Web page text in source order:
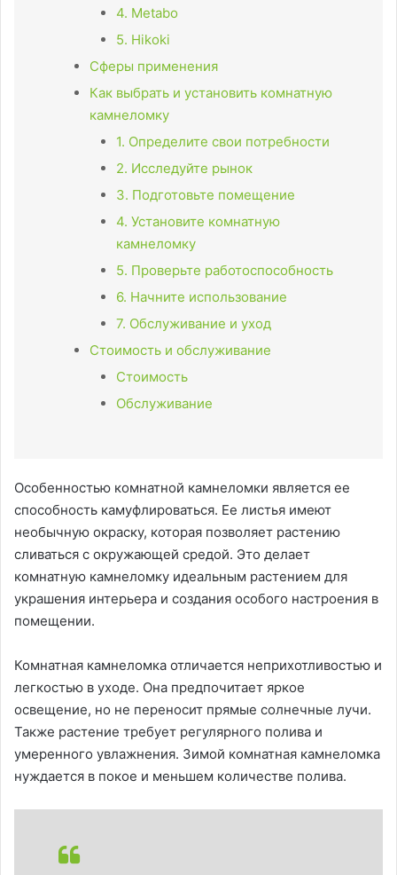
4. Metabo
5. Hikoki
Сферы применения
Как выбрать и установить комнатную
камнеломку
1. Определите свои потребности
2. Исследуйте рынок
3. Подготовьте помещение
4. Установите комнатную
камнеломку
5. Проверьте работоспособность
6. Начните использование
7. Обслуживание и уход
Стоимость и обслуживание
Стоимость
Обслуживание
Особенностью комнатной камнеломки является ее
способность камуфлироваться. Ее листья имеют
необычную окраску, которая позволяет растению
сливаться с окружающей средой. Это делает
комнатную камнеломку идеальным растением для
украшения интерьера и создания особого настроения в
помещении.
Комнатная камнеломка отличается неприхотливостью и
легкостью в уходе. Она предпочитает яркое
освещение, но не переносит прямые солнечные лучи.
Также растение требует регулярного полива и
умеренного увлажнения. Зимой комнатная камнеломка
нуждается в покое и меньшем количестве полива.